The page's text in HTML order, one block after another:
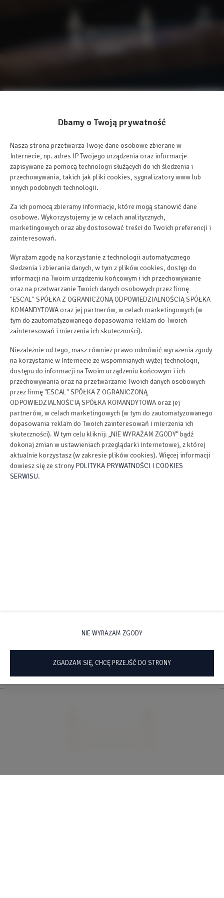
Obecnie nie ma żadnych aktywnych promocji.
Dbamy o Twoją prywatność
Nasza strona przetwarza Twoje dane osobowe zbierane w
Internecie, np. adres IP Twojego urządzenia oraz informacje
zapisywane za pomocą technologii służących do ich śledzenia i
przechowywania, takich jak pliki cookies, sygnalizatory www lub
innych podobnych technologii.
Za ich pomocą zbieramy informacje, które mogą stanowić dane
osobowe. Wykorzystujemy je w celach analitycznych,
marketingowych oraz aby dostosować treści do Twoich preferencji i
zainteresowań.
Wyrażam zgodę na korzystanie z technologii automatycznego
śledzenia i zbierania danych, w tym z plików cookies, dostęp do
informacji na Twoim urządzeniu końcowym i ich przechowywanie
oraz na przetwarzanie Twoich danych osobowych przez firmę
"ESCAL" SPÓŁKA Z OGRANICZONĄ ODPOWIEDZIALNOŚCIĄ SPÓŁKA
KOMANDYTOWA oraz jej partnerów, w celach marketingowych (w
tym do zautomatyzowanego dopasowania reklam do Twoich
zainteresowań i mierzenia ich skuteczności).
Niezależnie od tego, masz również prawo odmówić wyrażenia zgody
na korzystanie w Internecie ze wspomnianych wyżej technologii,
dostępu do informacji na Twoim urządzeniu końcowym i ich
przechowywania oraz na przetwarzanie Twoich danych osobowych
przez firmę "ESCAL" SPÓŁKA Z OGRANICZONĄ
ODPOWIEDZIALNOŚCIĄ SPÓŁKA KOMANDYTOWA oraz jej
partnerów, w celach marketingowych (w tym do zautomatyzowanego
dopasowania reklam do Twoich zainteresowań i mierzenia ich
skuteczności). W tym celu kliknij: „NIE WYRAŻAM ZGODY” bądź
dokonaj zmian w ustawieniach przeglądarki internetowej, z której
aktualnie korzystasz (w zakresie plików cookies). Więcej informacji
dowiesz się ze strony POLITYKA PRYWATNOŚCI I COOKIES
SERWISU.
NIE WYRAŻAM ZGODY
ZGADZAM SIĘ, CHCĘ PRZEJŚĆ DO STRONY